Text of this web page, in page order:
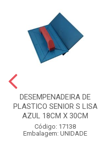
DESEMPENADEIRA DE
PLASTICO SENIOR S LISA
AZUL 18CM X 30CM
Código: 17138
Embalagem: UNIDADE